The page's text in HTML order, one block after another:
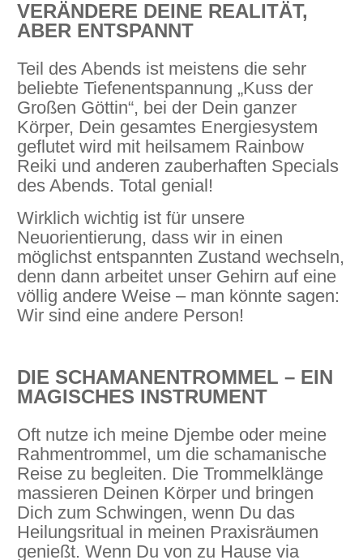
VERÄNDERE DEINE REALITÄT,
ABER ENTSPANNT
Teil des Abends ist meistens die sehr
beliebte Tiefenentspannung „Kuss der
Großen Göttin“, bei der Dein ganzer
Körper, Dein gesamtes Energiesystem
geflutet wird mit heilsamem Rainbow
Reiki und anderen zauberhaften Specials
des Abends. Total genial!
Wirklich wichtig ist für unsere
Neuorientierung, dass wir in einen
möglichst entspannten Zustand wechseln,
denn dann arbeitet unser Gehirn auf eine
völlig andere Weise – man könnte sagen:
Wir sind eine andere Person!
DIE SCHAMANENTROMMEL – EIN
MAGISCHES INSTRUMENT
Oft nutze ich meine Djembe oder meine
Rahmentrommel, um die schamanische
Reise zu begleiten. Die Trommelklänge
massieren Deinen Körper und bringen
Dich zum Schwingen, wenn Du das
Heilungsritual in meinen Praxisräumen
genießt. Wenn Du von zu Hause via